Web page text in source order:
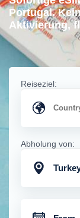
Portugal.
Aktivierung,
Reiseziel:
Abholung von: